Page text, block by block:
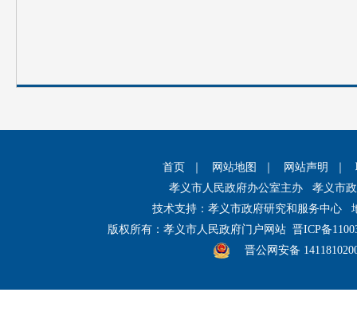
首页 网站地图 网站声明
孝义市人民政府办公室主办 孝义市
技术支持：孝义市政府研究和服务中心
版权所有：孝义市人民政府门户网站 晋ICP备
晋公网安备